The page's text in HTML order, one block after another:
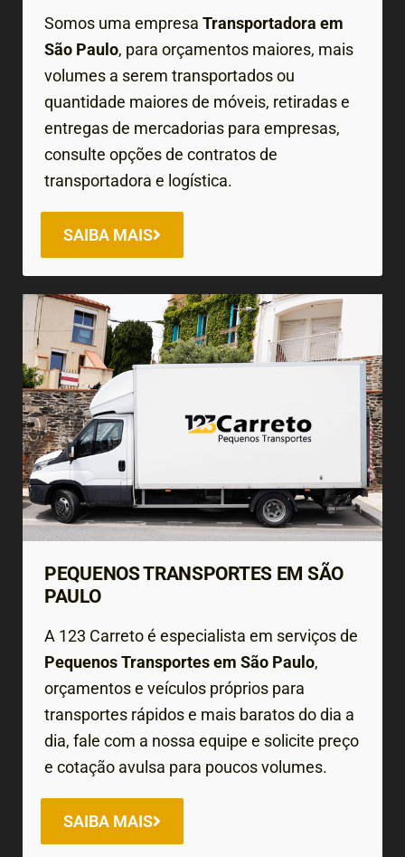
Somos uma empresa Transportadora em
São Paulo, para orçamentos maiores, mais
volumes a serem transportados ou
quantidade maiores de móveis, retiradas e
entregas de mercadorias para empresas,
consulte opções de contratos de
transportadora e logística.
SAIBA MAIS
PEQUENOS TRANSPORTES EM SÃO
PAULO
A 123 Carreto é especialista em serviços de
Pequenos Transportes em São Paulo,
orçamentos e veículos próprios para
transportes rápidos e mais baratos do dia a
dia, fale com a nossa equipe e solicite preço
e cotação avulsa para poucos volumes.
SAIBA MAIS